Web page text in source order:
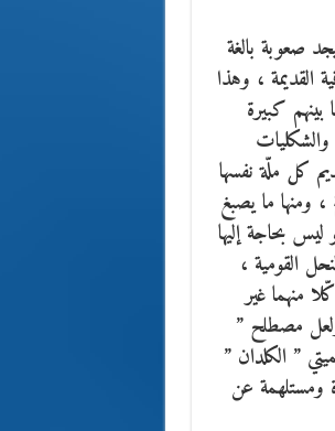
صعوبة بالغة
القديمة ، وهذا
كبيرة
كل ملّة نفسها
، ومنها ما يصبغ
بحاجة إليها
القومية ،
منهما غير
مصطلح ”
” الكلدان ”
ومستلهمة عن